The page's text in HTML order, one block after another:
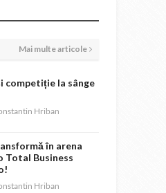
Mai multe articole
competiție la sânge
Hriban
în arena
Total Business
Hriban